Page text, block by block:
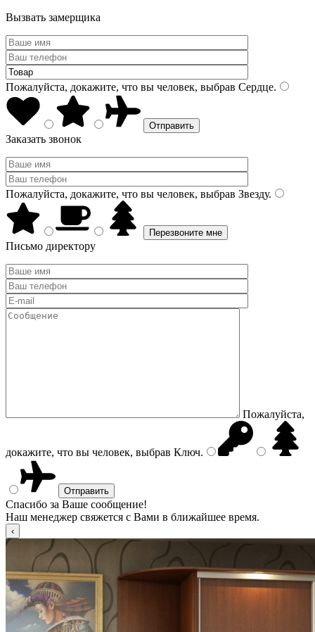
Вызвать замерщика
Пожалуйста, докажите, что вы человек, выбрав Сердце.
Заказать звонок
Пожалуйста, докажите, что вы человек, выбрав Звезду.
Письмо директору
Пожалуйста,
докажите, что вы человек, выбрав Ключ.
Спасибо за Ваше сообщение!
Наш менеджер свяжется с Вами в ближайшее время.